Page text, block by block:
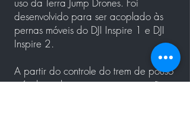
desenvolvido para ser acoplado às
pernas móveis do DJI Inspire 1 e DJI
Inspire 2.
A partir do controle do trem de pouso
móvel, o piloto executa a operação